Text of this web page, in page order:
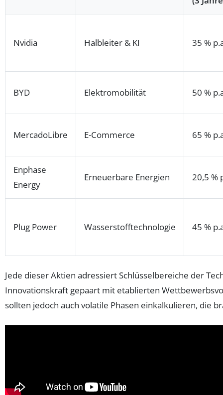
Nvidia Halbleiter & KI 35 %
BYD Elektromobilität 50 %
MercadoLibre E-Commerce 65 %
Enphase
Energy
Erneuerbare Energien 20,5 %
Plug Power Wasserstofftechnologie 45 %
Jede dieser Aktien adressiert Schlüsselbereiche der
Innovationskraft gepaart mit etablierten
sollten jedoch auch volatile Phasen einkalkulieren, die